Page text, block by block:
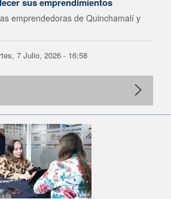
emprendedoras de Quinchamalí y
7 Julio, 2026 - 16:58